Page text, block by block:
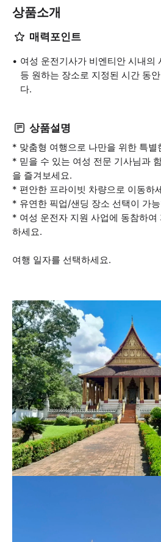
상품소개
매력포인트
여성 운전기사가 비엔티안 시내의
등 원하는 장소로 지정된 시간 동
다.
상품설명
* 맞춤형 여행으로 나만을 위한 특별
* 믿을 수 있는 여성 전문 기사님과
을 즐겨보세요.
* 편안한 프라이빗 차량으로 이동하
* 유연한 픽업/샌딩 장소 선택이 가
* 여성 운전자 지원 사업에 동참하여
하세요.
여행 일자를 선택하세요.